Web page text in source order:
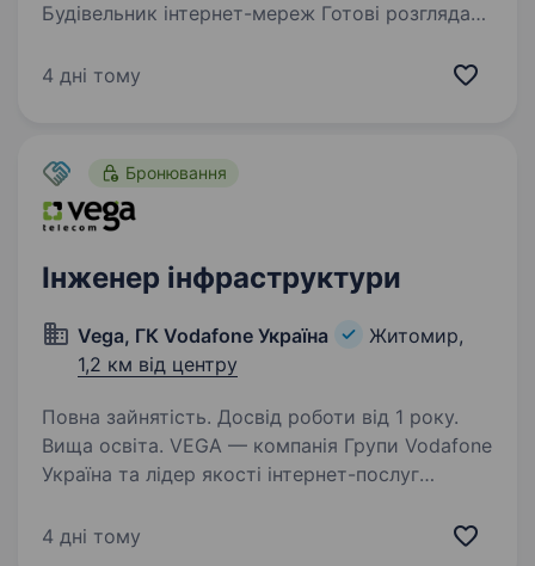
Будівельник інтернет-мереж Готові розглядати
навчимо! При наявності власного авто пальне
4 дні тому
Бронювання
Інженер інфраструктури
Vega, ГК Vodafone Україна
Житомир,
1,2 км від центру
Повна зайнятість. Досвід роботи від 1 року.
Вища освіта. VEGA — компанія Групи Vodafone
Україна та лідер якості інтернет-послуг
дослідження nPerf. Ми зростаємо разом
4 дні тому